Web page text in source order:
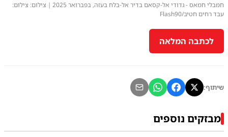
חמבלי חמאס - גדודי אל-קסאם בדיר אל-בלח בעזה, בפברואר 2025 | צילום: צילום:
עבד רחים חטיב/Flash90
לכתבה המלאה
שיתוף:
מבזקים נוספים